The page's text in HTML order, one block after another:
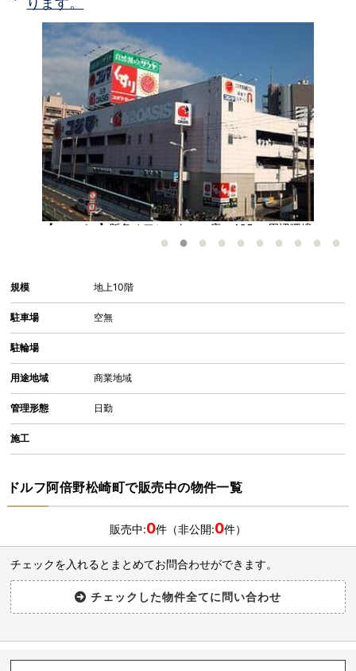
【スーパー】阪急オアシスあべの店：465㎡ 周辺環境
規模 地上10階
駐車場 空無
駐輪場
用途地域 商業地域
管理形態 日勤
施工
ドルフ阿倍野松崎町で販売中の物件一覧
販売中:0件（非公開:0件）
チェックを入れるとまとめてお問合わせができます。